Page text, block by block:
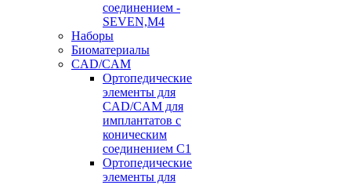
соединением -
SEVEN,M4
Наборы
Биоматериалы
CAD/CAM
Ортопедические
элементы для
CAD/CAM для
имплантатов с
коническим
соединением С1
Ортопедические
элементы для